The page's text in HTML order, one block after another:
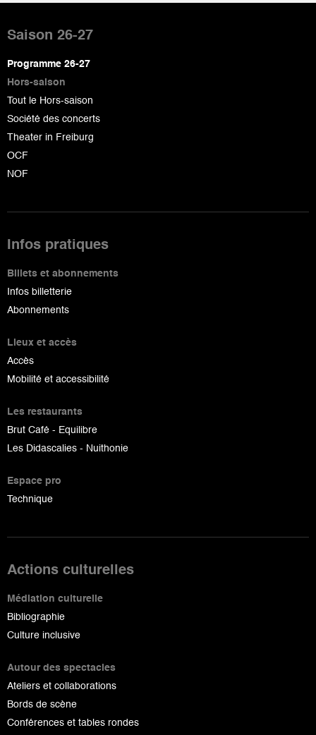
de
page
Saison 26-27
Programme 26-27
Hors-saison
Tout le Hors-saison
Société des concerts
Theater in Freiburg
OCF
NOF
Infos pratiques
Billets et abonnements
Infos billetterie
Abonnements
Lieux et accès
Accès
Mobilité et accessibilité
Les restaurants
Brut Café - Equilibre
Les Didascalies - Nuithonie
Espace pro
Technique
Actions culturelles
Médiation culturelle
Bibliographie
Culture inclusive
Autour des spectacles
Ateliers et collaborations
Bords de scène
Conférences et tables rondes